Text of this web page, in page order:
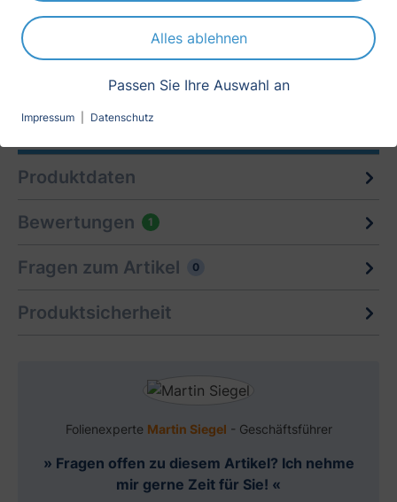
Beschreibung
Diese selbstklebende Glasdekorfolie
sandgest…Mehr
Produktdaten
Bewertungen 1
Fragen zum Artikel 0
Produktsicherheit
Folienexperte Martin Siegel - Geschäftsführer
» Fragen offen zu diesem Artikel? Ich nehme
mir gerne Zeit für Sie! «
Alles ablehnen
Passen Sie Ihre Auswahl an
Impressum Datenschutz